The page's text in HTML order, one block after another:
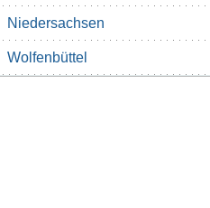
Niedersachsen
Wolfenbüttel